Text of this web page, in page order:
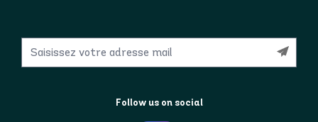
Follow us on social